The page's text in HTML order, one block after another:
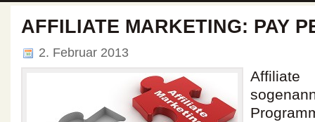
AFFILIATE MARKETING: PAY
2. Februar 2013